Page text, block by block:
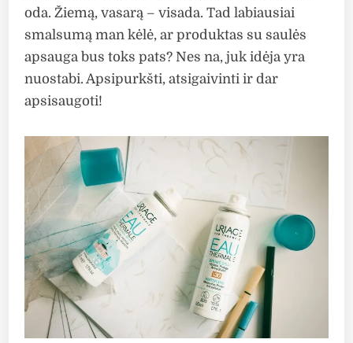
oda. Žiemą, vasarą – visada. Tad labiausiai
smalsumą man kėlė, ar produktas su saulės
apsauga bus toks pats? Nes na, juk idėja yra
nuostabi. Apsipurkšti, atsigaivinti ir dar
apsisaugoti!